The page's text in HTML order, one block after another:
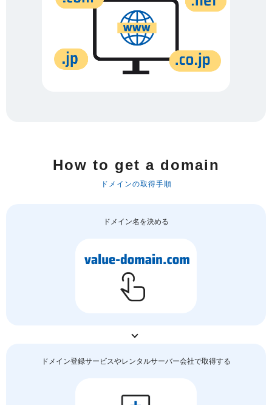
How to get a domain
ドメインの取得手順
ドメイン名を決める
ドメイン登録サービスやレンタルサーバー会社で取得する